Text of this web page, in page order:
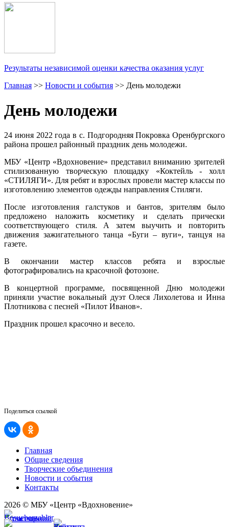
Результаты независимой оценки качества оказания услуг
Главная >> Новости и события >> День молодежи
День молодежи
24 июня 2022 года в с. Подгородняя Покровка Оренбургского
района прошел районный праздник день молодежи.
МБУ «Центр «Вдохновение» представил вниманию зрителей
стилизованную творческую площадку «Коктейль - холл
«СТИЛЯГИ». Для ребят и взрослых провели мастер классы по
изготовлению элементов одежды направления Стиляги.
После изготовления галстуков и бантов, зрителям было
предложено наложить косметику и сделать прически
соответствующего стиля. А затем выучить и повторить
движения зажигательного танца «Буги – вуги», танцуя на
газете.
В окончании мастер классов ребята и взрослые
фотографировались на красочной фотозоне.
В концертной программе, посвященной Дню молодежи
приняли участие вокальный дуэт Олеся Лихолетова и Инна
Плотникова с песней «Пилот Иванов».
Праздник прошел красочно и весело.
Поделиться ссылкой
Главная
Общие сведения
Творческие объединения
Новости и события
Контакты
2026 © МБУ «Центр «Вдохновение»